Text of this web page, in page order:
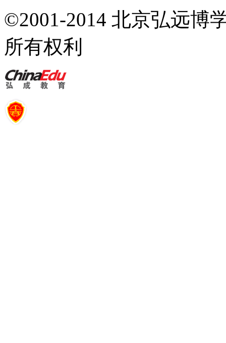
©2001-2014 北京弘远博
所有权利